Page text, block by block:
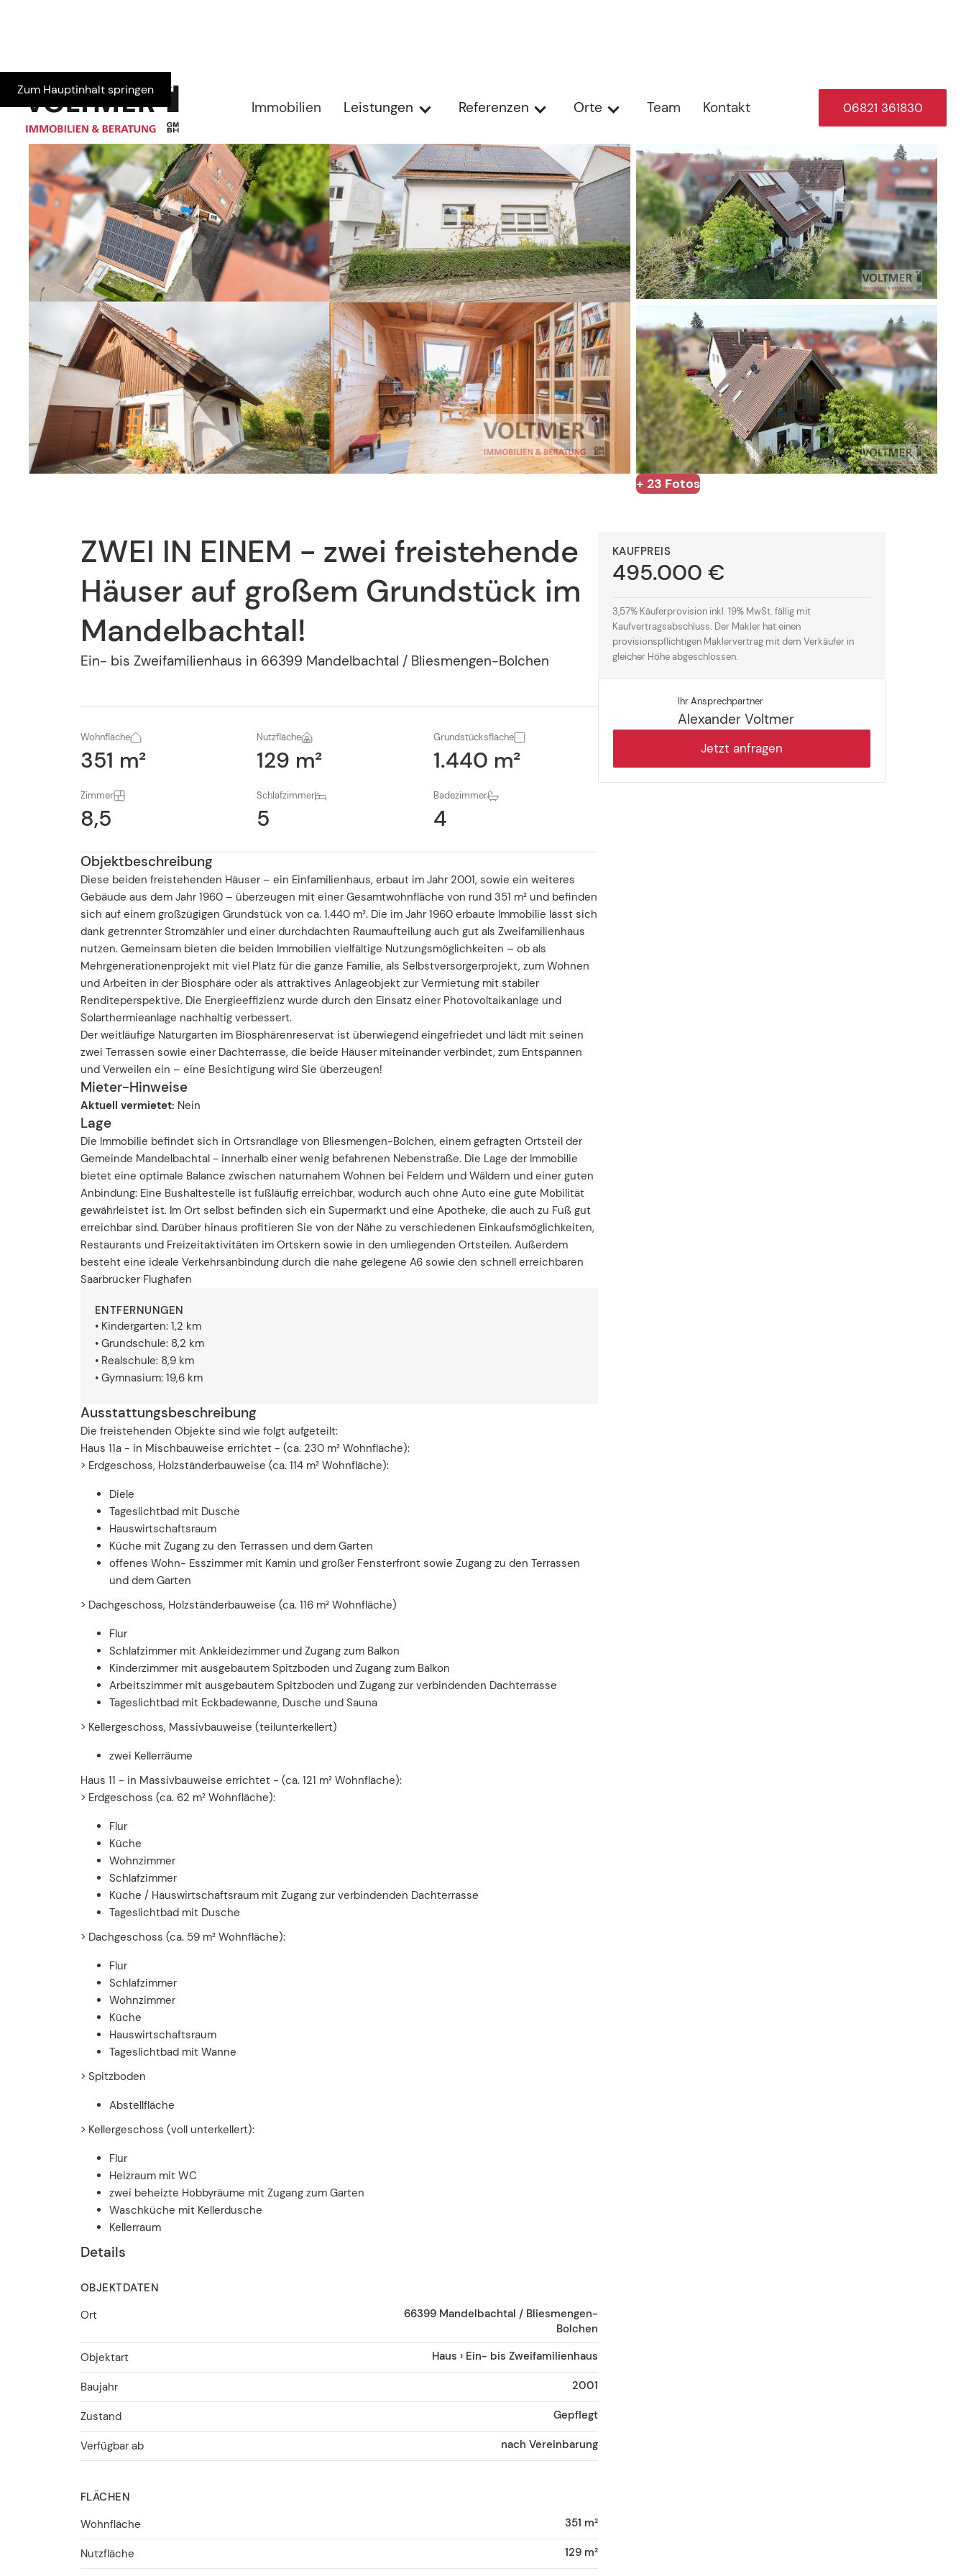
Zum Hauptinhalt springen
Immobilien Leistungen Referenzen Orte Team Kontakt 06821 361830
ZWEI IN EINEM - zwei freistehende
Häuser auf großem Grundstück im
Mandelbachtal!
Ein- bis Zweifamilienhaus in 66399 Mandelbachtal / Bliesmengen-Bolchen
Wohnfläche
351 m²
Nutzfläche
129 m²
Grundstücksfläche
1.440 m²
Zimmer
8,5
Schlafzimmer
5
Badezimmer
4
Objektbeschreibung
Diese beiden freistehenden Häuser – ein Einfamilienhaus, erbaut im Jahr 2001, sowie ein weiteres
Gebäude aus dem Jahr 1960 – überzeugen mit einer Gesamtwohnfläche von rund 351 m² und befinden
sich auf einem großzügigen Grundstück von ca. 1.440 m². Die im Jahr 1960 erbaute Immobilie lässt sich
dank getrennter Stromzähler und einer durchdachten Raumaufteilung auch gut als Zweifamilienhaus
nutzen. Gemeinsam bieten die beiden Immobilien vielfältige Nutzungsmöglichkeiten – ob als
Mehrgenerationenprojekt mit viel Platz für die ganze Familie, als Selbstversorgerprojekt, zum Wohnen
und Arbeiten in der Biosphäre oder als attraktives Anlageobjekt zur Vermietung mit stabiler
Renditeperspektive. Die Energieeffizienz wurde durch den Einsatz einer Photovoltaikanlage und
Solarthermieanlage nachhaltig verbessert.
Der weitläufige Naturgarten im Biosphärenreservat ist überwiegend eingefriedet und lädt mit seinen
zwei Terrassen sowie einer Dachterrasse, die beide Häuser miteinander verbindet, zum Entspannen
und Verweilen ein – eine Besichtigung wird Sie überzeugen!
Mieter-Hinweise
Aktuell vermietet: Nein
Lage
Die Immobilie befindet sich in Ortsrandlage von Bliesmengen-Bolchen, einem gefragten Ortsteil der
Gemeinde Mandelbachtal - innerhalb einer wenig befahrenen Nebenstraße. Die Lage der Immobilie
bietet eine optimale Balance zwischen naturnahem Wohnen bei Feldern und Wäldern und einer guten
Anbindung: Eine Bushaltestelle ist fußläufig erreichbar, wodurch auch ohne Auto eine gute Mobilität
gewährleistet ist. Im Ort selbst befinden sich ein Supermarkt und eine Apotheke, die auch zu Fuß gut
erreichbar sind. Darüber hinaus profitieren Sie von der Nähe zu verschiedenen Einkaufsmöglichkeiten,
Restaurants und Freizeitaktivitäten im Ortskern sowie in den umliegenden Ortsteilen. Außerdem
besteht eine ideale Verkehrsanbindung durch die nahe gelegene A6 sowie den schnell erreichbaren
Saarbrücker Flughafen
ENTFERNUNGEN
• Kindergarten: 1,2 km
• Grundschule: 8,2 km
• Realschule: 8,9 km
• Gymnasium: 19,6 km
Ausstattungsbeschreibung
Die freistehenden Objekte sind wie folgt aufgeteilt:
Haus 11a - in Mischbauweise errichtet - (ca. 230 m² Wohnfläche):
> Erdgeschoss, Holzständerbauweise (ca. 114 m² Wohnfläche):
Diele
Tageslichtbad mit Dusche
Hauswirtschaftsraum
Küche mit Zugang zu den Terrassen und dem Garten
offenes Wohn- Esszimmer mit Kamin und großer Fensterfront sowie Zugang zu den Terrassen
und dem Garten
> Dachgeschoss, Holzständerbauweise (ca. 116 m² Wohnfläche)
Flur
Schlafzimmer mit Ankleidezimmer und Zugang zum Balkon
Kinderzimmer mit ausgebautem Spitzboden und Zugang zum Balkon
Arbeitszimmer mit ausgebautem Spitzboden und Zugang zur verbindenden Dachterrasse
Tageslichtbad mit Eckbadewanne, Dusche und Sauna
> Kellergeschoss, Massivbauweise (teilunterkellert)
zwei Kellerräume
Haus 11 - in Massivbauweise errichtet - (ca. 121 m² Wohnfläche):
> Erdgeschoss (ca. 62 m² Wohnfläche):
Flur
Küche
Wohnzimmer
Schlafzimmer
Küche / Hauswirtschaftsraum mit Zugang zur verbindenden Dachterrasse
Tageslichtbad mit Dusche
> Dachgeschoss (ca. 59 m² Wohnfläche):
Flur
Schlafzimmer
Wohnzimmer
Küche
Hauswirtschaftsraum
Tageslichtbad mit Wanne
> Spitzboden
Abstellfläche
> Kellergeschoss (voll unterkellert):
Flur
Heizraum mit WC
zwei beheizte Hobbyräume mit Zugang zum Garten
Waschküche mit Kellerdusche
Kellerraum
Details
OBJEKTDATEN
Ort
66399 Mandelbachtal / Bliesmengen-
Bolchen
Objektart
Haus › Ein- bis Zweifamilienhaus
Baujahr 2001
Zustand Gepflegt
Verfügbar ab nach Vereinbarung
FLÄCHEN
Wohnfläche
351 m²
Nutzfläche 129 m²
KAUFPREIS
495.000 €
3,57% Käuferprovision inkl. 19% MwSt. fällig mit
Kaufvertragsabschluss. Der Makler hat einen
provisionspflichtigen Maklervertrag mit dem Verkäufer in
gleicher Höhe abgeschlossen.
Ihr Ansprechpartner
Alexander Voltmer
Jetzt anfragen